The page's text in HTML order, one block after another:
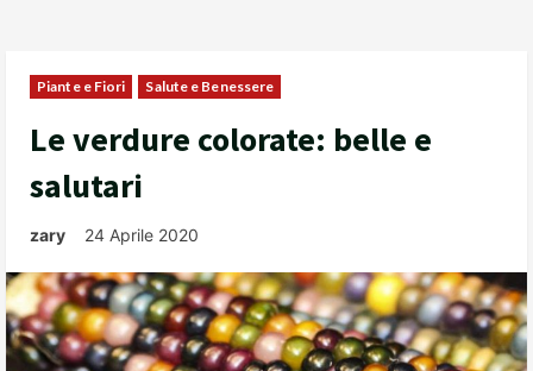
Piante e Fiori Salute e Benessere
Le verdure colorate: belle e
salutari
zary 24 Aprile 2020